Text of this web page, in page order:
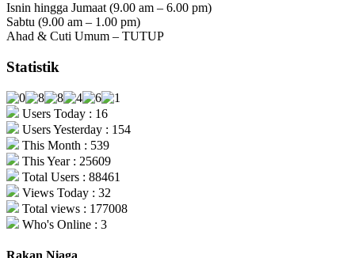
Isnin hingga Jumaat (9.00 am – 6.00 pm)
Sabtu (9.00 am – 1.00 pm)
Ahad & Cuti Umum – TUTUP
Statistik
Users Today : 16
Users Yesterday : 154
This Month : 539
This Year : 25609
Total Users : 88461
Views Today : 32
Total views : 177008
Who's Online : 3
Rakan Niaga